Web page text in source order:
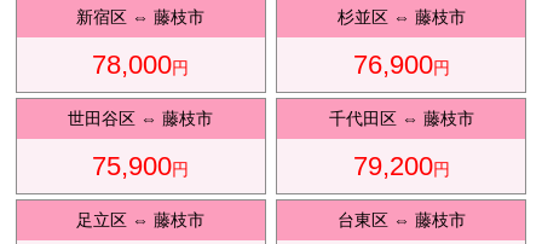
観光タクシ
ー
ディズニ
ー送迎
東
京
新宿区 ⇔藤枝市
78,000円
杉並区⇔ 藤枝市
76,900円
世田谷区 ⇔藤枝市
75,900円
千代田区⇔ 藤枝市
79,200円
足立区 ⇔藤枝市 台東区⇔ 藤枝市